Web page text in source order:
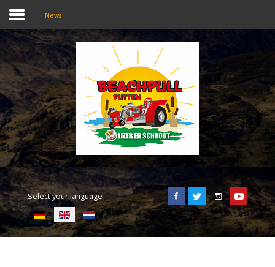
Home
Beachpull
Entrance and location
Activities
E-Tickets
News
SEARCHOUR SITE
Select your language